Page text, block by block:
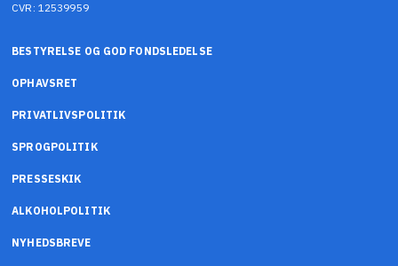
CVR: 12539959
BESTYRELSE OG GOD FONDSLEDELSE
OPHAVSRET
PRIVATLIVSPOLITIK
SPROGPOLITIK
PRESSESKIK
ALKOHOLPOLITIK
NYHEDSBREVE